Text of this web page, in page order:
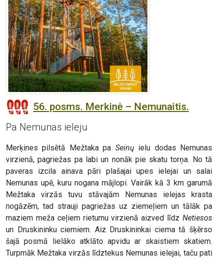
56. posms. Merkinė – Nemunaitis.
Pa Nemunas ieleju
Merķines pilsētā Mežtaka pa Seinų ielu dodas Nemunas
virzienā, pagriežas pa labi un nonāk pie skatu torņa. No tā
paveras izcila ainava pāri plašajai upes ielejai un salai
Nemunas upē, kuru nogana mājlopi. Vairāk kā 3 km garumā
Mežtaka virzās tuvu stāvajām Nemunas ielejas krasta
nogāzēm, tad strauji pagriežas uz ziemeļiem un tālāk pa
maziem meža ceļiem rietumu virzienā aizved līdz Netiesos
un Druskininku ciemiem. Aiz Druskininkai ciema tā šķērso
šajā posmā lielāko atklāto apvidu ar skaistiem skatiem.
Turpmāk Mežtaka virzās līdztekus Nemunas ielejai, taču pati